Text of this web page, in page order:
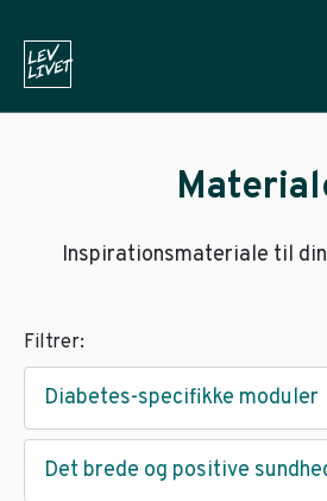
Inspirationsmateriale til
Filtrer:
Diabetes-specifikke moduler
Det brede og positive